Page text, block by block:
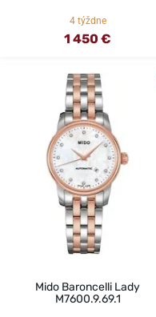
4 týždne
1 450 €
Mido Baroncelli Lady
M7600.9.69.1